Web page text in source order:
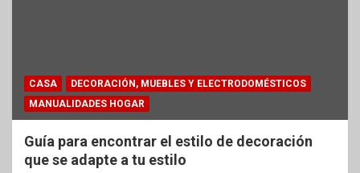
CASA
DECORACIÓN, MUEBLES Y ELECTRODOMÉSTICOS
MANUALIDADES HOGAR
Guía para encontrar el estilo de decoración
que se adapte a tu estilo